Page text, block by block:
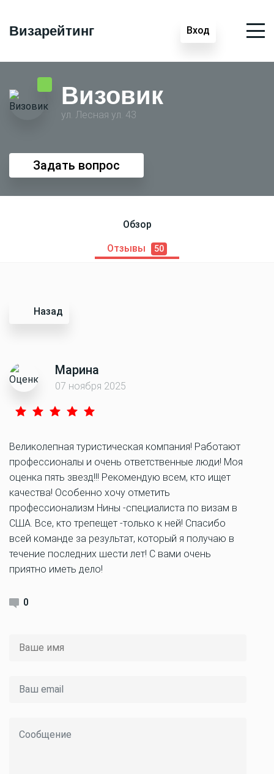
Визарейтинг Вход
Визовик
ул. Лесная ул. 43
Задать вопрос
Обзор
Отзывы 50
Назад
Марина
07 ноября 2025
Великолепная туристическая компания! Работают
профессионалы и очень ответственные люди! Моя
оценка пять звезд!!! Рекомендую всем, кто ищет
качества! Особенно хочу отметить
профессионализм Нины -специалиста по визам в
США. Все, кто трепещет -только к ней! Спасибо
всей команде за результат, который я получаю в
течение последних шести лет! С вами очень
приятно иметь дело!
0